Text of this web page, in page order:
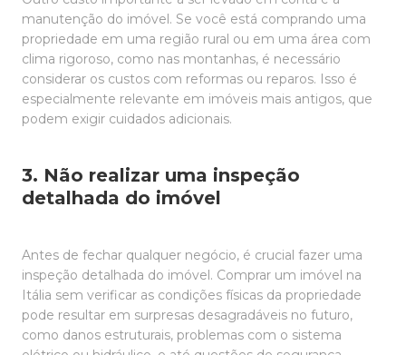
manutenção do imóvel. Se você está comprando uma
propriedade em uma região rural ou em uma área com
clima rigoroso, como nas montanhas, é necessário
considerar os custos com reformas ou reparos. Isso é
especialmente relevante em imóveis mais antigos, que
podem exigir cuidados adicionais.
3. Não realizar uma inspeção
detalhada do imóvel
Antes de fechar qualquer negócio, é crucial fazer uma
inspeção detalhada do imóvel. Comprar um imóvel na
Itália sem verificar as condições físicas da propriedade
pode resultar em surpresas desagradáveis no futuro,
como danos estruturais, problemas com o sistema